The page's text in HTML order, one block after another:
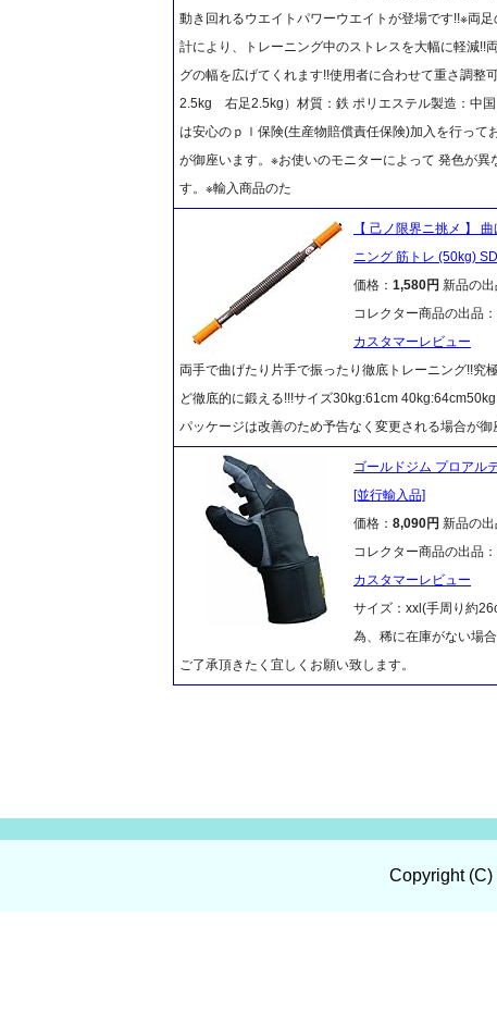
動き回れるウエイトパワーウエイトが登場です!!※両
計により、トレーニング中のストレスを大幅に軽減!!
グの幅を広げてくれます!!使用者に合わせて重さ
2.5kg 右足2.5kg）材質：鉄 ポリエステル製造：中
は安心のｐｌ保険(生産物賠償責任保険)加入を行っ
が御座います。※お使いのモニターによって 発色が
す。※輸入商品のた
【 己ノ限界ニ挑メ 】
ニング 筋トレ (50kg)
価格： 1,580円 新品の出
コレクター商品の出品：
カスタマーレビュー
両手で曲げたり片手で振ったり徹底トレーニング!!究
ど徹底的に鍛える!!!サイズ30kg:61cm
パッケージは改善のため予告なく変更される場合が御
ゴールドジム プロアル
[並行輸入品]
価格： 8,090円 新品の出
コレクター商品の出品：
カスタマーレビュー
サイズ：xxl(手周り約
為、稀に在庫がない場
ご了承頂きたく宜しくお願い致します。
Copyright (C)